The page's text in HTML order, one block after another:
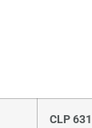
CLP 631